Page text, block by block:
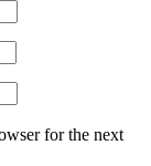
for the next